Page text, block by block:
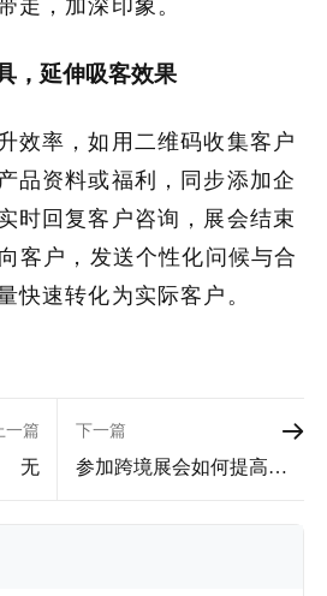
走，加深印象。
，延伸吸客效果
效率，如用二维码收集客户
品资料或福利，同步添加企
时回复客户咨询，展会结束
客户，发送个性化问候与合
快速转化为实际客户。
一篇
无
下一篇
参加跨境展会如何提高获